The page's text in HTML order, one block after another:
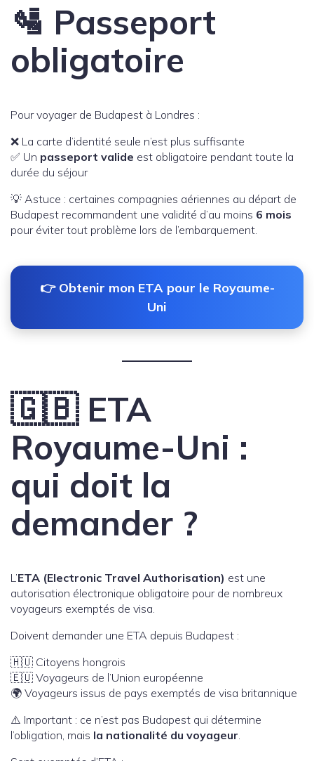
🛂 Passeport
obligatoire
Pour voyager de Budapest à Londres :
❌ La carte d’identité seule n’est plus suffisante
✅ Un passeport valide est obligatoire pendant toute la
durée du séjour
💡 Astuce : certaines compagnies aériennes au départ de
Budapest recommandent une validité d’au moins 6 mois
pour éviter tout problème lors de l’embarquement.
👉 Obtenir mon ETA pour le Royaume-
Uni
🇬🇧 ETA
Royaume-Uni :
qui doit la
demander ?
L’ETA (Electronic Travel Authorisation) est une
autorisation électronique obligatoire pour de nombreux
voyageurs exemptés de visa.
Doivent demander une ETA depuis Budapest :
🇭🇺 Citoyens hongrois
🇪🇺 Voyageurs de l’Union européenne
🌍 Voyageurs issus de pays exemptés de visa britannique
⚠️ Important : ce n’est pas Budapest qui détermine
l’obligation, mais la nationalité du voyageur